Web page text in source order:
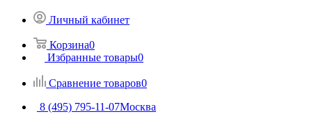
Личный кабинет
Корзина0
Избранные товары0
Сравнение товаров0
8 (495) 795-11-07Москва